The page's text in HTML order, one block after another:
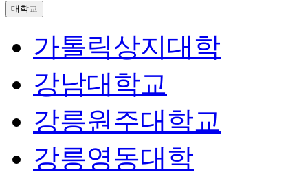
대학교
가톨릭상지대학
강남대학교
강릉원주대학교
강릉영동대학